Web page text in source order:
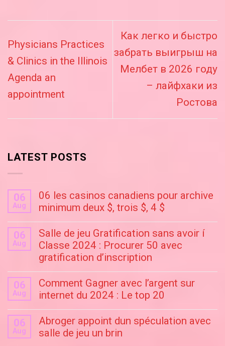
Physicians Practices
& Clinics in the Illinois
Agenda an
appointment
Как легко и быстро
забрать выигрыш на
Мелбет в 2026 году
– лайфхаки из
Ростова
LATEST POSTS
06
Aug
06 les casinos canadiens pour archive
minimum deux $, trois $, 4 $
06
Aug
Salle de jeu Gratification sans avoir í
Classe 2024 : Procurer 50 avec
gratification d’inscription
06
Aug
Comment Gagner avec l’argent sur
internet du 2024 : Le top 20
06
Aug
Abroger appoint dun spéculation avec
salle de jeu un brin